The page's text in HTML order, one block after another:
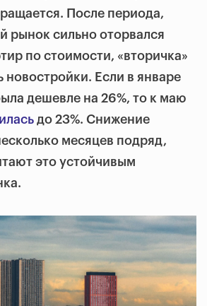
После периода,
рынок сильно оторвался
по стоимости, «вторичка»
новостройки. Если в январе
дешевле на 26%, то к маю
до 23%. Снижение
месяцев подряд,
это устойчивым